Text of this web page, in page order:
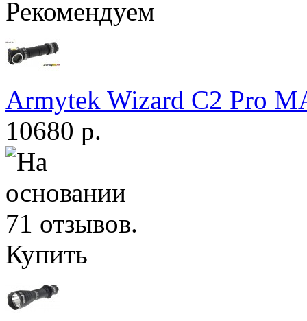
Рекомендуем
Armytek Wizard С2 Pro
10680 р.
Купить